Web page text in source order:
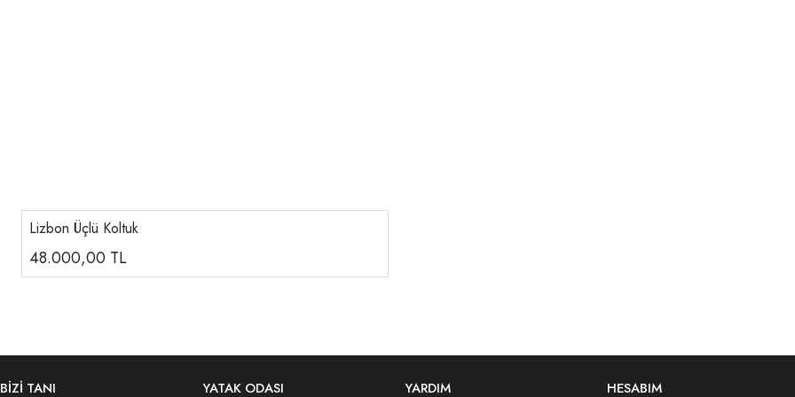
Lizbon Üçlü Koltuk
48.000,00 TL
BİZİ TANI YATAK ODASI YARDIM HESABIM